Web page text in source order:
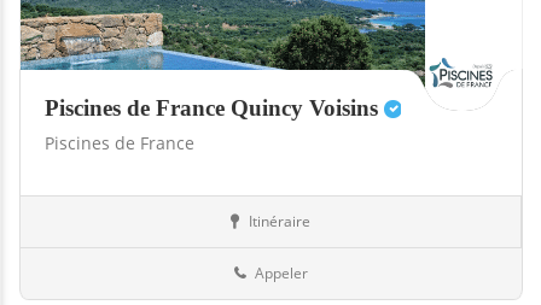
Piscines de France Quincy Voisins
Piscines de France
Itinéraire
Appeler